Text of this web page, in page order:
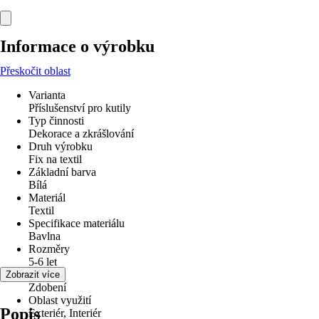
Informace o výrobku
Přeskočit oblast
Varianta
Příslušenství pro kutily
Typ činnosti
Dekorace a zkrášlování
Druh výrobku
Fix na textil
Základní barva
Bílá
Materiál
Textil
Specifikace materiálu
Bavlna
Rozměry
5-6 let
Využití
Zdobení
Oblast využití
Exteriér, Interiér
Zobrazit více
Popis